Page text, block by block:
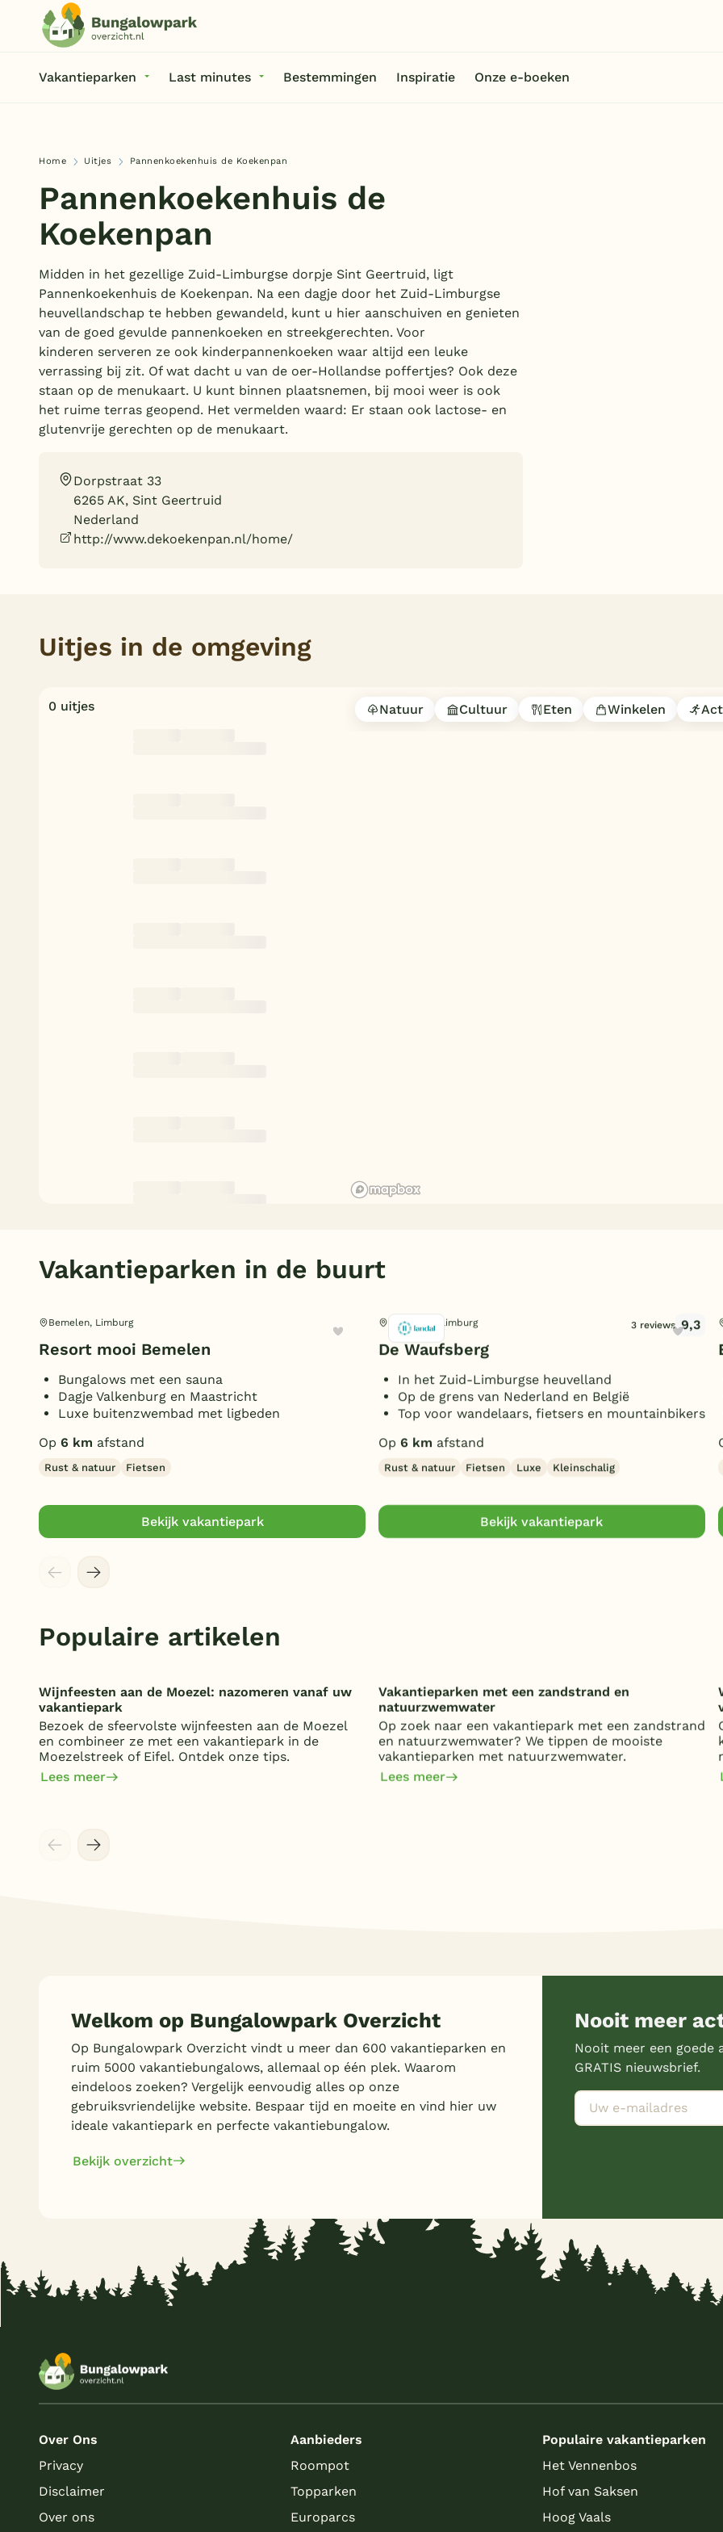
Vakantieparken Last minutes Bestemmingen Inspiratie Onze e-boeken
Home Uitjes Pannenkoekenhuis de Koekenpan
Pannenkoekenhuis de
Koekenpan
Midden in het gezellige Zuid-Limburgse dorpje Sint Geertruid, ligt
Pannenkoekenhuis de Koekenpan. Na een dagje door het Zuid-Limburgse
heuvellandschap te hebben gewandeld, kunt u hier aanschuiven en genieten
van de goed gevulde pannenkoeken en streekgerechten. Voor
kinderen serveren ze ook kinderpannenkoeken waar altijd een leuke
verrassing bij zit. Of wat dacht u van de oer-Hollandse poffertjes? Ook deze
staan op de menukaart. U kunt binnen plaatsnemen, bij mooi weer is ook
het ruime terras geopend. Het vermelden waard: Er staan ook lactose- en
glutenvrije gerechten op de menukaart.
Dorpstraat 33
6265 AK, Sint Geertruid
Nederland
http://www.dekoekenpan.nl/home/
Uitjes in de omgeving
0 uitjes Natuur Cultuur Eten Winkelen
Vakantieparken in de buurt
Bemelen, Limburg
Resort mooi Bemelen
Bungalows met een sauna
Dagje Valkenburg en Maastricht
Luxe buitenzwembad met ligbeden
Op 6 km afstand
Rust & natuur Fietsen
Bekijk vakantiepark
Noorbeek, Limburg 3 reviews 9,3
De Waufsberg
In het Zuid-Limburgse heuvelland
Op de grens van Nederland en België
Top voor wandelaars, fietsers en mountainbikers
Op 6 km afstand
Rust & natuur Fietsen Luxe Kleinschalig
Bekijk vakantiepark
Populaire artikelen
Wijnfeesten aan de Moezel: nazomeren vanaf uw
vakantiepark
Bezoek de sfeervolste wijnfeesten aan de Moezel
en combineer ze met een vakantiepark in de
Moezelstreek of Eifel. Ontdek onze tips.
Lees meer
Vakantieparken met een zandstrand en
natuurzwemwater
Op zoek naar een vakantiepark met een zandstrand
en natuurzwemwater? We tippen de mooiste
vakantieparken met natuurzwemwater.
Lees meer
Welkom op Bungalowpark Overzicht
Op Bungalowpark Overzicht vindt u meer dan 600 vakantieparken en
ruim 5000 vakantiebungalows, allemaal op één plek. Waarom
eindeloos zoeken? Vergelijk eenvoudig alles op onze
gebruiksvriendelijke website. Bespaar tijd en moeite en vind hier uw
ideale vakantiepark en perfecte vakantiebungalow.
Bekijk overzicht
Nooit meer
Nooit meer een goede
GRATIS nieuwsbrief.
Over Ons
Privacy
Disclaimer
Over ons
Aanbieders
Roompot
Topparken
Europarcs
Populaire vakantieparken
Het Vennenbos
Hof van Saksen
Hoog Vaals